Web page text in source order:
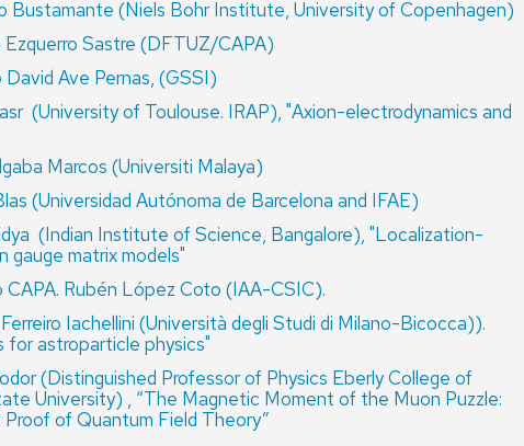
PARTÍCULAS
Y
ASTROPARTICULAS
MÁSTER
EN
Y
TECNOLOGÍA
FÍSICAS
Bustamante (Niels Bohr Institute, University of Copenhagen)
Ezquerro Sastre (DFTUZ/CAPA)
David Ave Pernas, (GSSI)
(University of Toulouse. IRAP), "Axion-electrodynamics and
Marcos (Universiti Malaya)
(Universidad Autónoma de Barcelona and IFAE)
(Indian Institute of Science, Bangalore), "Localization-
gauge matrix models"
CAPA. Rubén López Coto (IAA-CSIC).
Iachellini (Università degli Studi di Milano-Bicocca)).
for astroparticle physics"
(Distinguished Professor of Physics Eberly College of
University) , “The Magnetic Moment of the Muon Puzzle:
of Quantum Field Theory”